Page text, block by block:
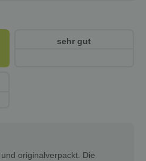
sehr gut
originalverpackt. Die